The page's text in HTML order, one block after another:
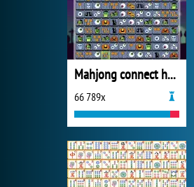
Mahjong connect halloween
66 789x